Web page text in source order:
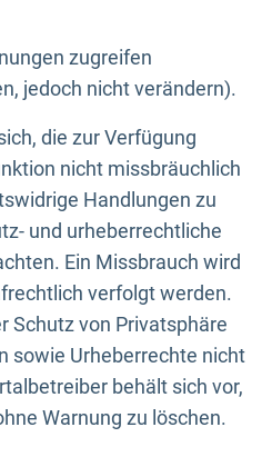
zugreifen
jedoch nicht verändern).
die zur Verfügung
nicht missbräuchlich
Handlungen zu
und urheberrechtliche
Ein Missbrauch wird
verfolgt werden.
Schutz von Privatsphäre
sowie Urheberrechte nicht
behält sich vor,
Warnung zu löschen.